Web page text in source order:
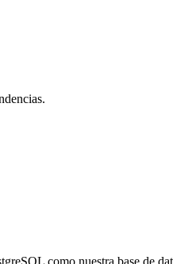
como nuestra base de